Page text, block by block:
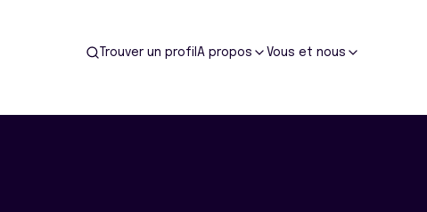
Trouver un profil A propos Vous et nous